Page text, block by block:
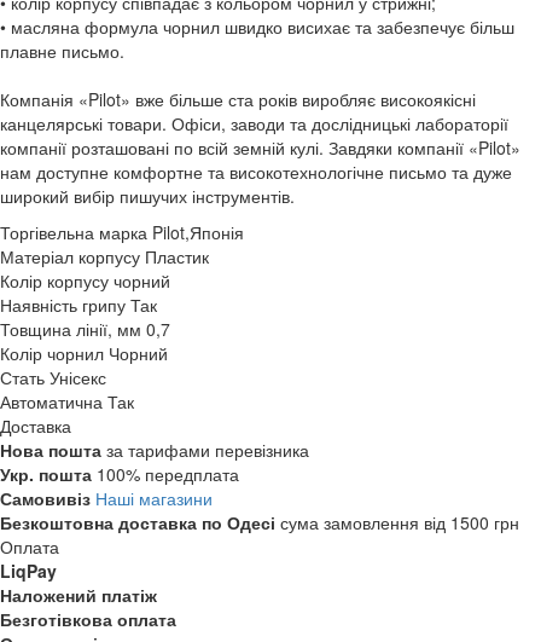
• масляна формула чорнил швидко висихає та забезпечує більш
плавне письмо.
Компанія «Pilot» вже більше ста років виробляє високоякісні
канцелярські товари. Офіси, заводи та дослідницькі лабораторії
компанії розташовані по всій земній кулі. Завдяки компанії «Pilot»
нам доступне комфортне та високотехнологічне письмо та дуже
широкий вибір пишучих інструментів.
Торгівельна марка Pilot,Японія
Матеріал корпусу Пластик
Колір корпусу чорний
Наявність грипу Так
Товщина лінії, мм 0,7
Колір чорнил Чорний
Стать Унісекс
Автоматична Так
Доставка
Нова пошта за тарифами перевізника
Укр. пошта 100% передплата
Самовивіз Наші магазини
Безкоштовна доставка по Одесі сума замовлення від 1500 грн
Оплата
LiqPay
Наложений платіж
Безготівкова оплата